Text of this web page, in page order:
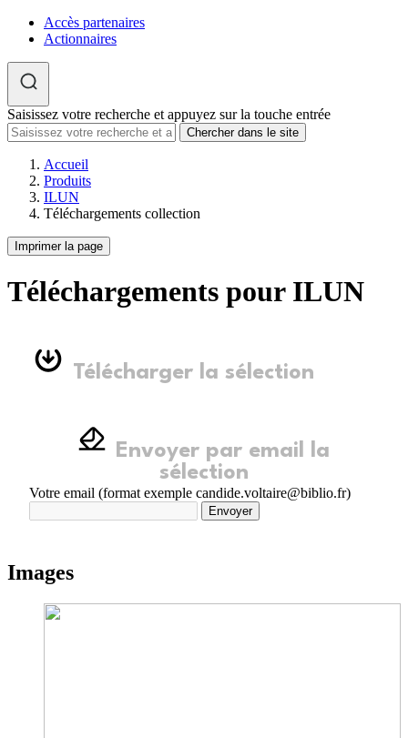
Accès partenaires
Actionnaires
Saisissez votre recherche et appuyez sur la touche entrée
Accueil
Produits
ILUN
Téléchargements collection
Imprimer la page
Téléchargements pour ILUN
Télécharger la sélection
sélection
Votre email (format exemple candide.voltaire@biblio.fr)
Envoyer
Images